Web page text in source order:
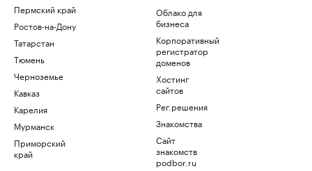
Пермский край
Ростов-на-Дону
Татарстан
Тюмень
Черноземье
Кавказ
Карелия
Мурманск
Приморский
край
Облако для
бизнеса
Корпоративный
регистратор
доменов
Хостинг
сайтов
Рег.решения
Знакомства
Сайт
знакомств
podbor.ru